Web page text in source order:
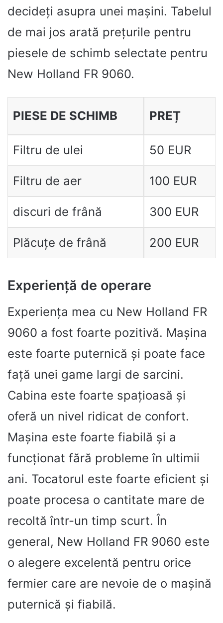
decideți asupra unei mașini. Tabelul
de mai jos arată prețurile pentru
piesele de schimb selectate pentru
New Holland FR 9060.
PIESE DE SCHIMB PREȚ
Filtru de ulei 50 EUR
Filtru de aer 100 EUR
discuri de frână 300 EUR
Plăcuțe de frână 200 EUR
Experiență de operare
Experiența mea cu New Holland FR
9060 a fost foarte pozitivă. Mașina
este foarte puternică și poate face
față unei game largi de sarcini.
Cabina este foarte spațioasă și
oferă un nivel ridicat de confort.
Mașina este foarte fiabilă și a
funcționat fără probleme în ultimii
ani. Tocatorul este foarte eficient și
poate procesa o cantitate mare de
recoltă într-un timp scurt. În
general, New Holland FR 9060 este
o alegere excelentă pentru orice
fermier care are nevoie de o mașină
puternică și fiabilă.